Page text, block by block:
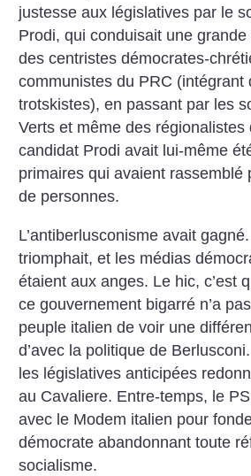
justesse aux législatives par le
Prodi, qui conduisait une
des centristes démocrates-
communistes du PRC (intégrant
trotskistes), en passant par les
Verts et même des régionalistes
candidat Prodi avait lui-même
primaires qui avaient rassemblé
de personnes.
L’antiberlusconisme avait
triomphait, et les médias
étaient aux anges. Le hic, c’est
ce gouvernement bigarré n’a
peuple italien de voir une
d’avec la politique de
les législatives anticipées
au Cavaliere. Entre-temps, le
avec le Modem italien pour
démocrate abandonnant toute
socialisme.